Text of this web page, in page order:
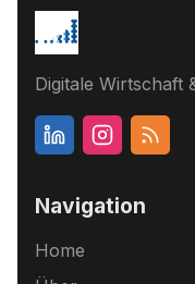
Digitale Wirtschaft
Navigation
Home